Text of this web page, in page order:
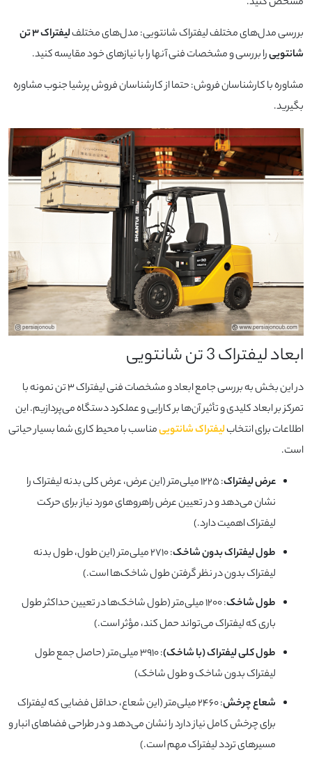
بررسی مدل‌های مختلف لیفتراک شانتویی: مدل‌های مختلف
لیفتراک ۳ تن
شانتوییرا بررسی و مشخصات فنی آنها را با نیازهای خود مقایسه کنید.
مشاوره با کارشناسان فروش: حتما از کارشناسان فروش پرشیا جنوب مشاوره
بگیرید.
ابعاد لیفتراک 3 تن شانتویی
در این بخش به بررسی جامع ابعاد و مشخصات فنی لیفتراک ۳ تن نمونه با
تمرکز بر ابعاد کلیدی و تأثیر آن‌ها بر کارایی و عملکرد دستگاه می‌پردازیم. این
اطلاعات برای انتخابلیفتراک شانتوییمناسب با محیط کاری شما بسیار حیاتی
است.
عرض لیفتراک
: ۱۲۲۵ میلی‌متر (این عرض، عرض کلی بدنه لیفتراک را
نشان می‌دهد و در تعیین عرض راهروهای مورد نیاز برای حرکت
لیفتراک اهمیت دارد.)
طول لیفتراک بدون شاخک
: ۲۷۱۰ میلی‌متر (این طول، طول بدنه
لیفتراک بدون در نظر گرفتن طول شاخک‌ها است.)
طول شاخک
: ۱۲۰۰ میلی‌متر (طول شاخک‌ها در تعیین حداکثر طول
باری که لیفتراک می‌تواند حمل کند، مؤثر است.)
طول کلی لیفتراک (با شاخک)
: ۳۹۱۰ میلی‌متر (حاصل جمع طول
لیفتراک بدون شاخک و طول شاخک)
شعاع چرخش
: ۲۴۶۰ میلی‌متر (این شعاع، حداقل فضایی که لیفتراک
برای چرخش کامل نیاز دارد را نشان می‌دهد و در طراحی فضاهای انبار و
مسیرهای تردد لیفتراک مهم است.)